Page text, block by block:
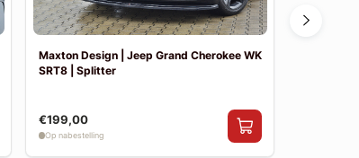
Maxton Design | Jeep Grand Cherokee WK
SRT8 | Splitter
€199,00
Op nabestelling